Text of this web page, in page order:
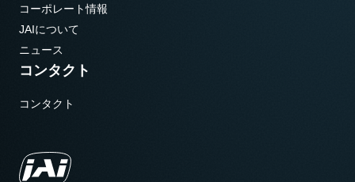
コーポレート情報
JAIについて
ニュース
コンタクト
コンタクト